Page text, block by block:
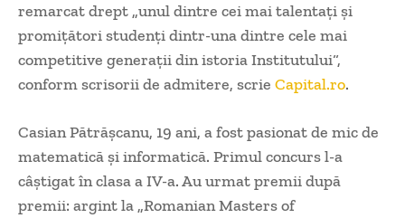
remarcat drept „unul dintre cei mai talentaţi şi
promiţători studenţi dintr-una dintre cele mai
competitive generaţii din istoria Institutului“,
conform scrisorii de admitere, scrie Capital.ro.
Casian Pătrăşcanu, 19 ani, a fost pasionat de mic de
matematică şi informatică. Primul concurs l-a
câştigat în clasa a IV-a. Au urmat premii după
premii: argint la „Romanian Masters of